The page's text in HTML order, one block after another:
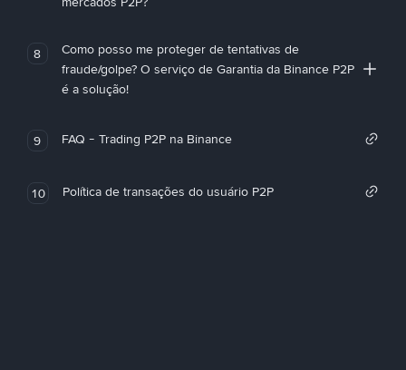
8
Como posso me proteger de tentativas de
fraude/golpe? O serviço de Garantia da Binance P2P
é a solução!
9 FAQ - Trading P2P na Binance
10 Política de transações do usuário P2P